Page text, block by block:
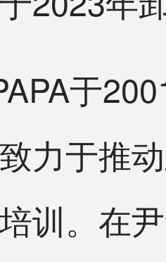
于2001
力于推
训。在